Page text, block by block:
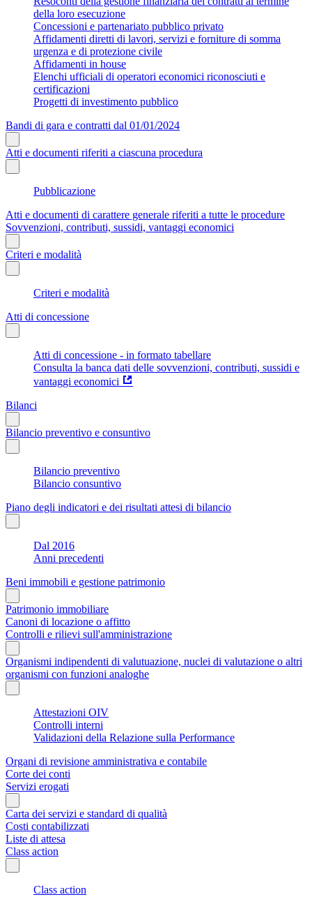
della loro esecuzione
Concessioni e partenariato pubblico privato
Affidamenti diretti di lavori, servizi e forniture di somma
urgenza e di protezione civile
Affidamenti in house
Elenchi ufficiali di operatori economici riconosciuti e
certificazioni
Progetti di investimento pubblico
Bandi di gara e contratti dal 01/01/2024
Atti e documenti riferiti a ciascuna procedura
Pubblicazione
Atti e documenti di carattere generale riferiti a tutte le procedure
Sovvenzioni, contributi, sussidi, vantaggi economici
Criteri e modalità
Criteri e modalità
Atti di concessione
Atti di concessione - in formato tabellare
Consulta la banca dati delle sovvenzioni, contributi, sussidi e
vantaggi economici
Bilanci
Bilancio preventivo e consuntivo
Bilancio preventivo
Bilancio consuntivo
Piano degli indicatori e dei risultati attesi di bilancio
Dal 2016
Anni precedenti
Beni immobili e gestione patrimonio
Patrimonio immobiliare
Canoni di locazione o affitto
Controlli e rilievi sull'amministrazione
Organismi indipendenti di valutuazione, nuclei di valutazione o altri
organismi con funzioni analoghe
Attestazioni OIV
Controlli interni
Validazioni della Relazione sulla Performance
Organi di revisione amministrativa e contabile
Corte dei conti
Servizi erogati
Carta dei servizi e standard di qualità
Costi contabilizzati
Liste di attesa
Class action
Class action